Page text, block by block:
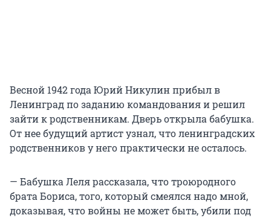
Весной 1942 года Юрий Никулин прибыл в
Ленинград по заданию командования и решил
зайти к родственникам. Дверь открыла бабушка.
От нее будущий артист узнал, что ленинградских
родственников у него практически не осталось.
— Бабушка Леля рассказала, что троюродного
брата Бориса, того, который смеялся надо мной,
доказывая, что войны не может быть, убили под